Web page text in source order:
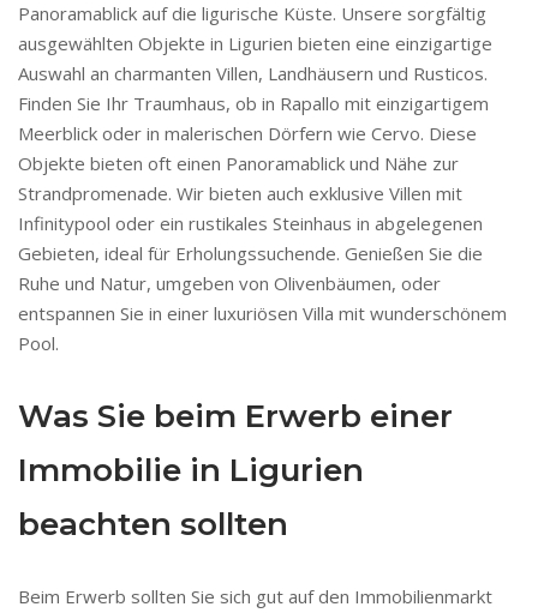
Panoramablick auf die ligurische Küste. Unsere sorgfältig
ausgewählten Objekte in Ligurien bieten eine einzigartige
Auswahl an charmanten Villen, Landhäusern und Rusticos.
Finden Sie Ihr Traumhaus, ob in Rapallo mit einzigartigem
Meerblick oder in malerischen Dörfern wie Cervo. Diese
Objekte bieten oft einen Panoramablick und Nähe zur
Strandpromenade. Wir bieten auch exklusive Villen mit
Infinitypool oder ein rustikales Steinhaus in abgelegenen
Gebieten, ideal für Erholungssuchende. Genießen Sie die
Ruhe und Natur, umgeben von Olivenbäumen, oder
entspannen Sie in einer luxuriösen Villa mit wunderschönem
Pool.
Was Sie beim Erwerb einer
Immobilie in Ligurien
beachten sollten
Beim Erwerb sollten Sie sich gut auf den Immobilienmarkt